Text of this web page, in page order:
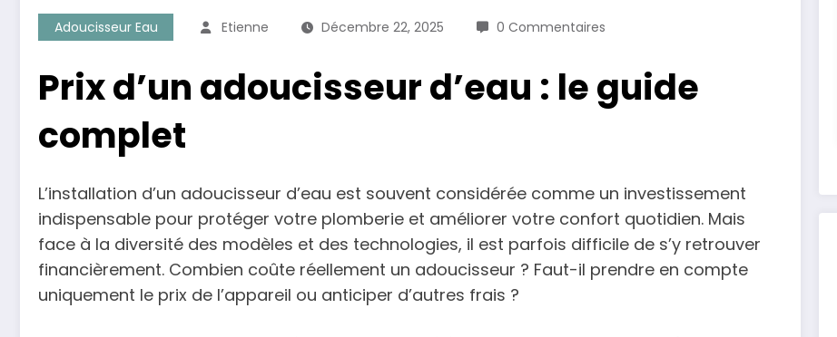
Adoucisseur Eau Etienne Décembre 22, 2025 0 Commentaires
Prix d’un adoucisseur d’eau : le guide
complet
L’installation d’un adoucisseur d’eau est souvent considérée comme un investissement
indispensable pour protéger votre plomberie et améliorer votre confort quotidien. Mais
face à la diversité des modèles et des technologies, il est parfois difficile de s’y retrouver
financièrement. Combien coûte réellement un adoucisseur ? Faut-il prendre en compte
uniquement le prix de l’appareil ou anticiper d’autres frais ?